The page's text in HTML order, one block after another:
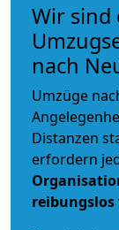
Wir sind
nach
Umzüge
Distanzen
erfordern
reibungslos